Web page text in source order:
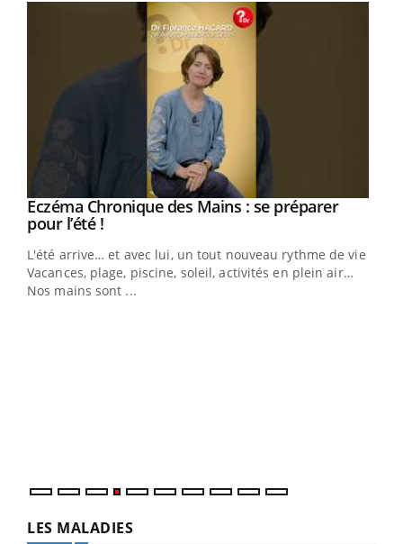
Youtube
Eczéma Chronique des Mains : se préparer
pour l’été !Youtube
L'été arrive… et avec lui, un tout nouveau rythme de vie !
Vacances, plage, piscine, soleil, activités en plein air…
Nos mains sont ...
LES MALADIES